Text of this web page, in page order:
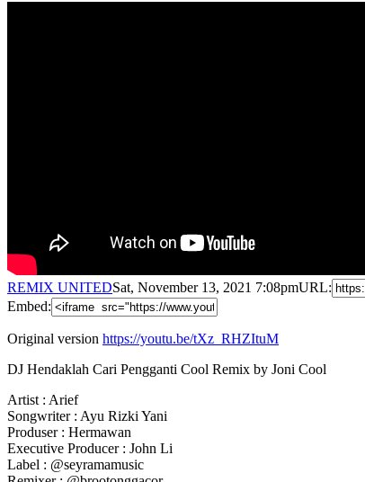
REMIX UNITEDSat, November 13, 2021 7:08pmURL:
Embed:
Original version https://youtu.be/tXz_RHZItuM
DJ Hendaklah Cari Pengganti Cool Remix by Joni Cool
Artist : Arief
Songwriter : Ayu Rizki Yani
Produser : Hermawan
Executive Producer : John Li
Label : @seyramamusic